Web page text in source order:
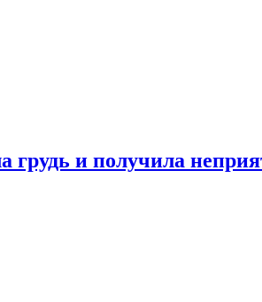
грудь и получила